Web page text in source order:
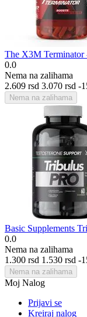
The X3M Terminator
0.0
Nema na zalihama
2.609 rsd 3.070 rsd -
Nema na zalihama
Basic Supplements
0.0
Nema na zalihama
1.300 rsd 1.530 rsd -
Nema na zalihama
Moj Nalog
Prijavi se
Kreiraj nalog